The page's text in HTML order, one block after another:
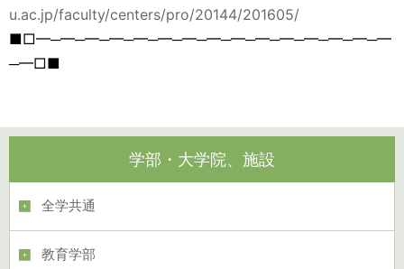
u.ac.jp/faculty/centers/pro/20144/201605/
■□━─━─━─━─━─━─━─━─━─━─━─━─━─━─━
─━□■
学部・大学院、施設
全学共通
教育学部